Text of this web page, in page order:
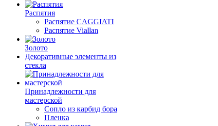
Распятия
Распятие CAGGIATI
Распятие Viallan
Золото
Декоративные элементы из
стекла
Принадлежности для
мастерской
Сопло из карбид бора
Пленка